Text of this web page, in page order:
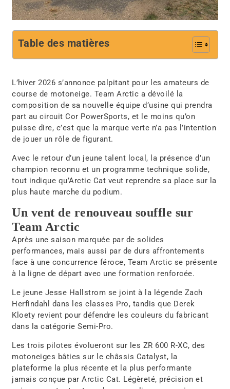
Table des matières
L’hiver 2026 s’annonce palpitant pour les amateurs de
course de motoneige. Team Arctic a dévoilé la
composition de sa nouvelle équipe d’usine qui prendra
part au circuitCor PowerSports, et le moins qu’on
puisse dire, c’est que la marque verte n’a pas l’intention
de jouer un rôle de figurant.
Avec le retour d’un jeune talent local, la présence d’un
champion reconnu et un programme technique solide,
tout indique qu’Arctic Cat veut reprendre sa place sur la
plus haute marche du podium.
Un vent de renouveau souffle sur
Team Arctic
Après une saison marquée par de solides
performances, mais aussi par de durs affrontements
face à une concurrence féroce, Team Arctic se présente
à la ligne de départ avec une formation renforcée.
Le jeune Jesse Hallstrom se joint à la légende Zach
Herfindahl dans les classes Pro, tandis que Derek
Kloety revient pour défendre les couleurs du fabricant
dans la catégorieSemi-Pro.
Les trois pilotes évolueront sur les ZR 600 R-XC, des
motoneiges bâties sur le châssis Catalyst, la
plateforme la plus récente et la plus performante
jamais conçue par Arctic Cat. Légèreté, précision et